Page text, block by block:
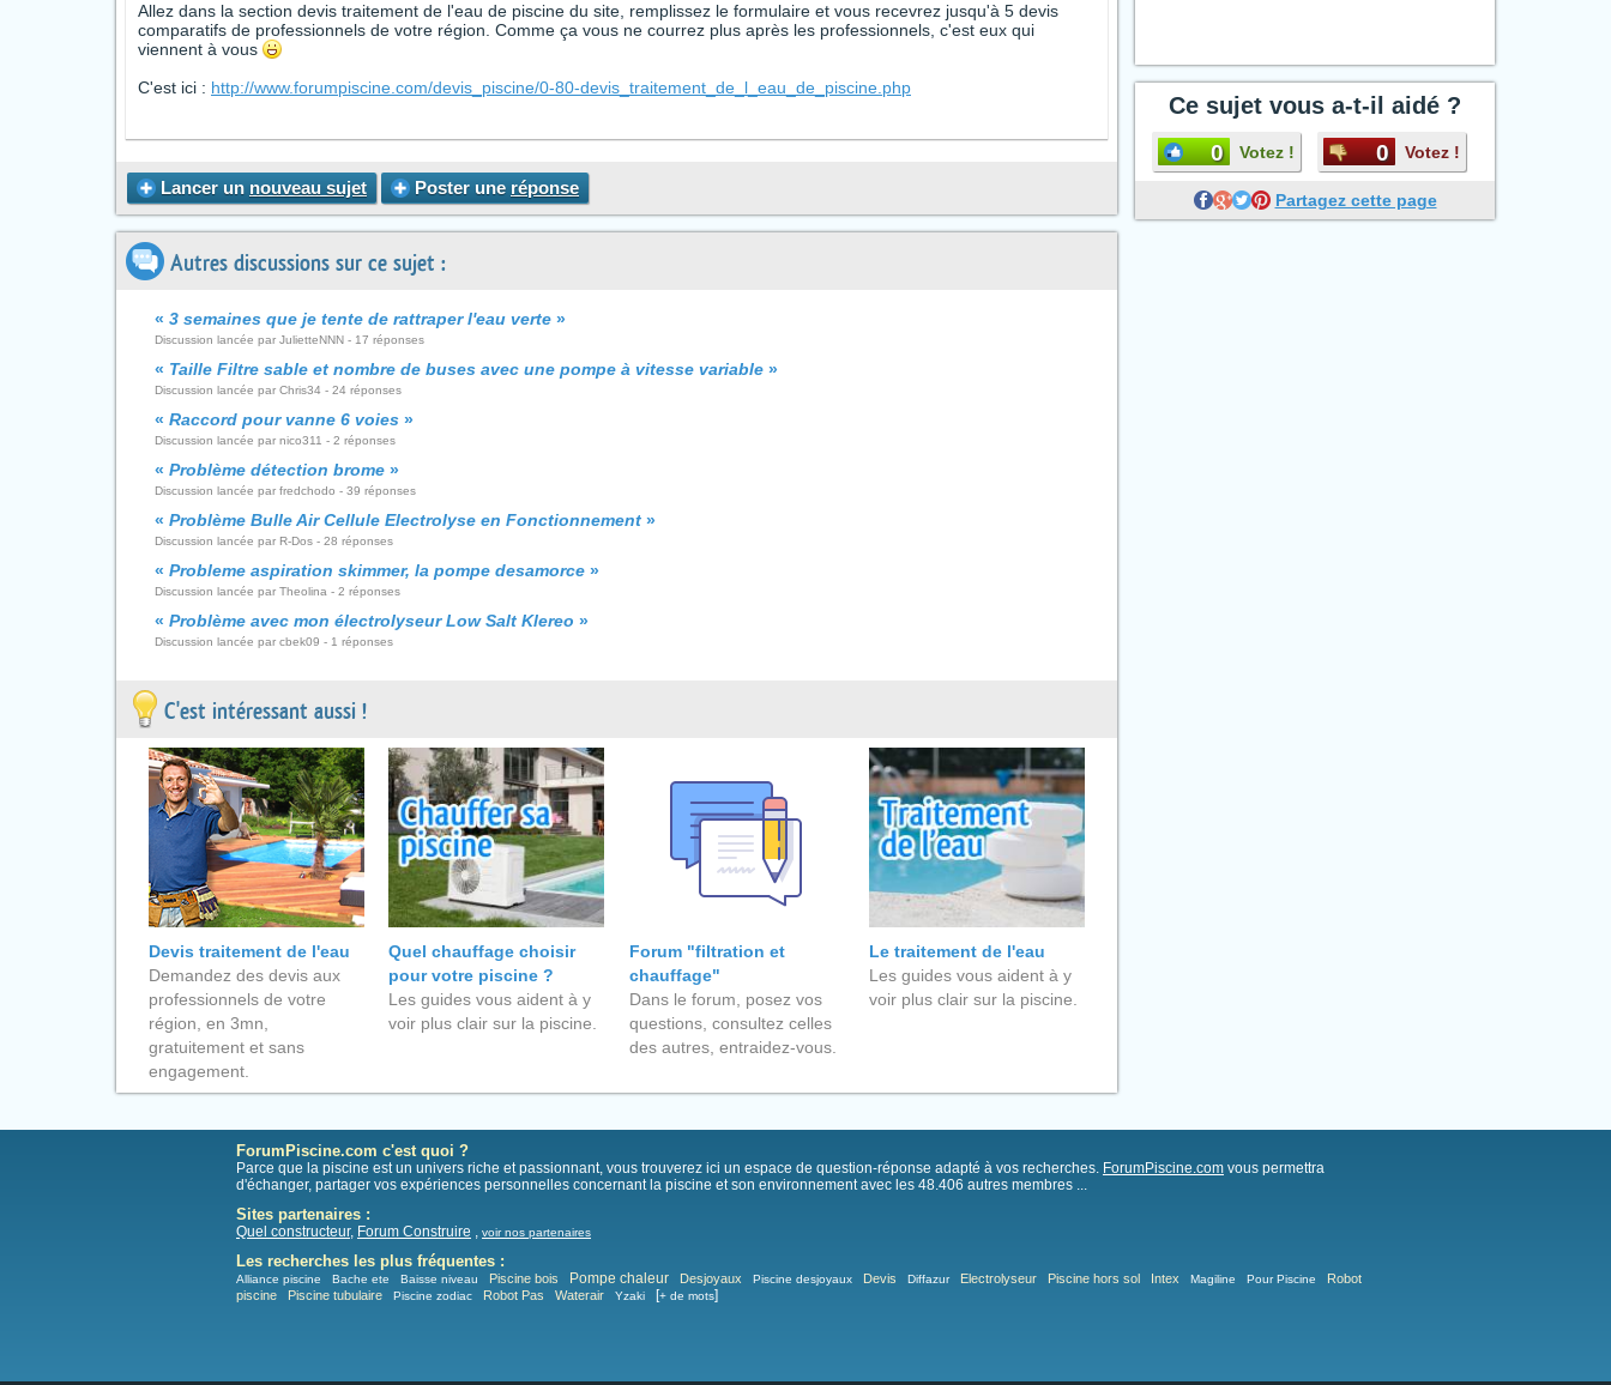
Allez dans la section devis traitement de l'eau de piscine du site, remplissez le formulaire et vous recevrez jusqu'à 5 devis
comparatifs de professionnels de votre région. Comme ça vous ne courrez plus après les professionnels, c'est eux qui
viennent à vous
C'est ici : http://www.forumpiscine.com/devis_piscine/0-80-devis_traitement_de_l_eau_de_piscine.php
Lancer un nouveau sujet Poster une réponse
Autres discussions sur ce sujet :
« 3 semaines que je tente de rattraper l'eau verte »
Discussion lancée par JulietteNNN - 17 réponses
« Taille Filtre sable et nombre de buses avec une pompe à vitesse variable »
Discussion lancée par Chris34 - 24 réponses
« Raccord pour vanne 6 voies »
Discussion lancée par nico311 - 2 réponses
« Problème détection brome »
Discussion lancée par fredchodo - 39 réponses
« Problème Bulle Air Cellule Electrolyse en Fonctionnement »
Discussion lancée par R-Dos - 28 réponses
« Probleme aspiration skimmer, la pompe desamorce »
Discussion lancée par Theolina - 2 réponses
« Problème avec mon électrolyseur Low Salt Klereo »
Discussion lancée par cbek09 - 1 réponses
C'est intéressant aussi !
Devis traitement de l'eau
Demandez des devis aux
professionnels de votre
région, en 3mn,
gratuitement et sans
engagement.
Quel chauffage choisir
pour votre piscine ?
Les guides vous aident à y
voir plus clair sur la piscine.
Forum "filtration et
chauffage"
Dans le forum, posez vos
questions, consultez celles
des autres, entraidez-vous.
Le traitement de l'eau
Les guides vous aident à y
voir plus clair sur la piscine.
Ce sujet vous a-t-il aidé ?
0 Votez ! 0 Votez !
Partagez cette page
ForumPiscine.com c'est quoi ?
Parce que la piscine est un univers riche et passionnant, vous trouverez ici un espace de question-réponse adapté à vos recherches. ForumPiscine.com vous permettra
d'échanger, partager vos expériences personnelles concernant la piscine et son environnement avec les 48.406 autres membres ...
Sites partenaires :
Quel constructeur, Forum Construire , voir nos partenaires
Les recherches les plus fréquentes :
Alliance piscine Bache ete Baisse niveau Piscine bois Pompe chaleur Desjoyaux Piscine desjoyaux Devis Diffazur Electrolyseur Piscine hors sol Intex Magiline Pour Piscine
Robot
piscine
Piscine tubulaire Piscine zodiac Robot Pas Waterair Yzaki [+ de mots]